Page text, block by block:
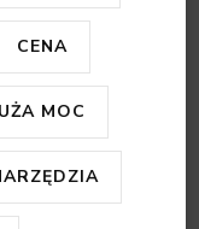
CENA
MOC